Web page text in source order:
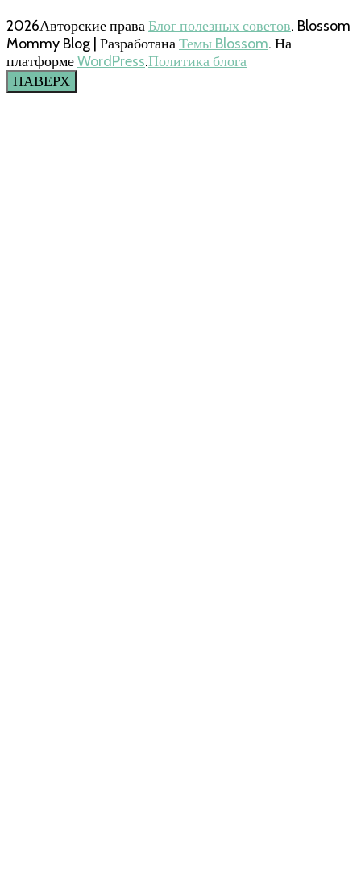
2026Авторские праваБлог полезных советов. Blossom
Mommy Blog | РазработанаТемы Blossom. На
платформеWordPress.Политика блога
НАВЕРХ